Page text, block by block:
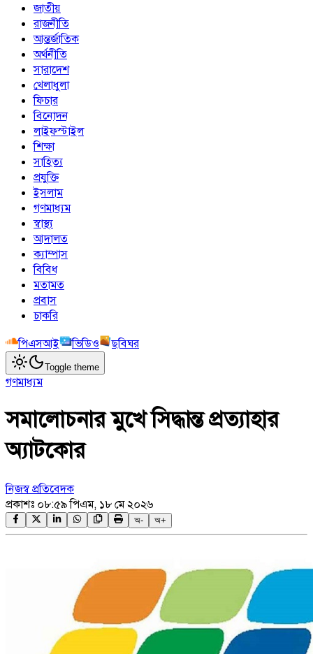
জাতীয়
রাজনীতি
আন্তর্জাতিক
অর্থনীতি
সারাদেশ
খেলাধুলা
ফিচার
বিনোদন
লাইফস্টাইল
শিক্ষা
সাহিত্য
প্রযুক্তি
ইসলাম
গণমাধ্যম
স্বাস্থ্য
আদালত
ক্যাম্পাস
বিবিধ
মতামত
প্রবাস
চাকরি
পিএসআই
ভিডিও ছবিঘর
Toggle theme
গণমাধ্যম
সমালোচনার মুখে সিদ্ধান্ত প্রত্যাহার
অ্যাটকোর
নিজস্ব প্রতিবেদক
প্রকাশঃ ০৮:৫৯ পিএম, ১৮ মে ২০২৬
অ- অ+